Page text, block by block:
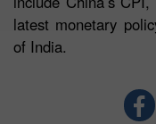
latest monetary
of India.